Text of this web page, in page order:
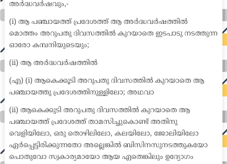
അർദ്ധവർഷവും,-
(i) ആ പഞ്ചായത്ത് പ്രദേശത്ത് ആ അർദ്ധവർഷത്തിൽ
മൊത്തം അറുപതു ദിവസത്തിൽ കുറയാതെ ഇടപാടു നടത്തുന്ന
ഓരോ കമ്പനിയുടെയും;
(ii) ആ അർദ്ധവർഷത്തിൽ
(എ) (i) ആകെക്കൂടി അറുപതു ദിവസത്തിൽ കുറയാതെ ആ
പഞ്ചായത്തു പ്രദേശത്തിനുള്ളിലോ; അഥവാ
(ii) ആകെക്കുടി അറുപതു ദിവസത്തിൽ കുറയാതെ ആ
പഞ്ചായത്ത് പ്രദേശത്ത് താമസിച്ചുകൊണ്ട് അതിനു
വെളിയിലോ, ഒരു തൊഴിലിലോ, കലയിലോ, ജോലിയിലോ
ഏർപ്പെട്ടിരിക്കുന്നതോ അല്ലെങ്കിൽ ബിസിനസുനടത്തുകയോ
പൊതുവോ സ്വകാര്യമായോ ആയ ഏതെങ്കിലും ഉദ്യോഗം